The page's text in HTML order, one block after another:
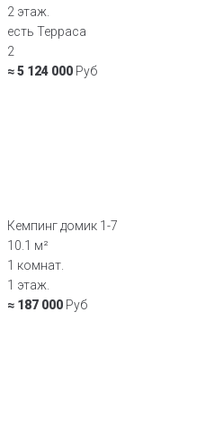
2 этаж.
есть Терраса
2
≈ 5 124 000 Руб
Кемпинг домик 1-7
10.1 м²
1 комнат.
1 этаж.
≈ 187 000 Руб